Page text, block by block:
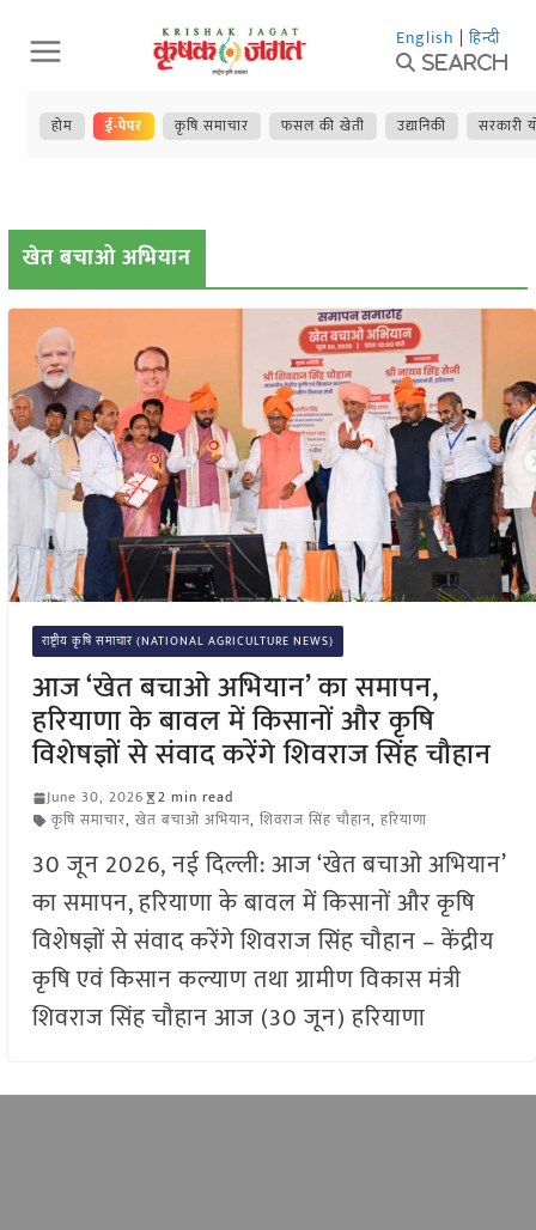
Skip
to
content
English | हिन्दी
Search
होम ई-पेपर कृषि समाचार फसल की खेती उद्यानिकी सरकारी
खेत बचाओ अभियान
राष्ट्रीय कृषि समाचार (NATIONAL AGRICULTURE NEWS)
आज ‘खेत बचाओ अभियान’ का समापन,
हरियाणा के बावल में किसानों और कृषि
विशेषज्ञों से संवाद करेंगे शिवराज सिंह चौहान
June 30, 2026
2 min read
कृषि समाचार, खेत बचाओ अभियान, शिवराज सिंह चौहान, हरियाणा
30 जून 2026, नई दिल्ली: आज ‘खेत बचाओ अभियान’
का समापन, हरियाणा के बावल में किसानों और कृषि
विशेषज्ञों से संवाद करेंगे शिवराज सिंह चौहान – केंद्रीय
कृषि एवं किसान कल्याण तथा ग्रामीण विकास मंत्री
शिवराज सिंह चौहान आज (30 जून) हरियाणा